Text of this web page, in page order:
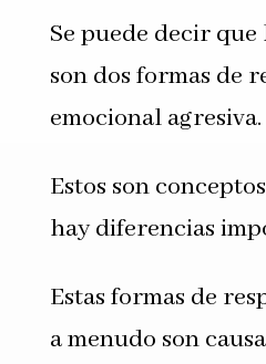
Se puede decir
son dos formas de
emocional agresiva.
Estos son
hay diferencias
Estas formas de
a menudo son